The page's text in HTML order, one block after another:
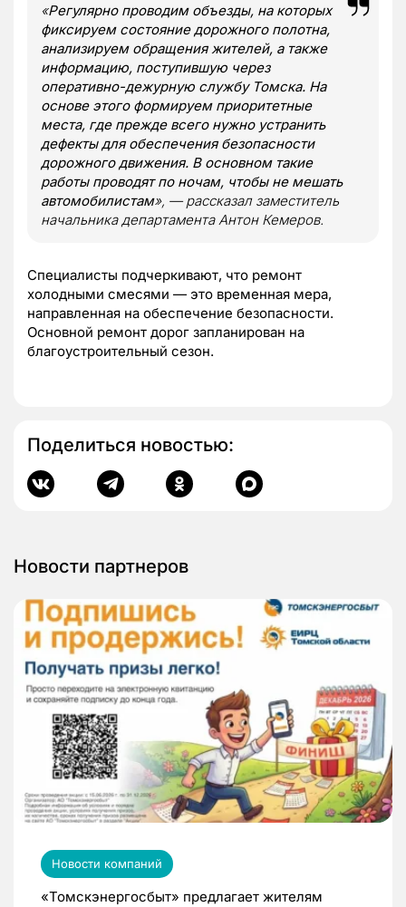
«Регулярно проводим объезды, на которых
фиксируем состояние дорожного полотна,
анализируем обращения жителей, а также
информацию, поступившую через
оперативно-дежурную службу Томска. На
основе этого формируем приоритетные
места, где прежде всего нужно устранить
дефекты для обеспечения безопасности
дорожного движения. В основном такие
работы проводят по ночам, чтобы не мешать
автомобилистам», — рассказал заместитель
начальника департамента Антон Кемеров.
Специалисты подчеркивают, что ремонт
холодными смесями — это временная мера,
направленная на обеспечение безопасности.
Основной ремонт дорог запланирован на
благоустроительный сезон.
Поделиться новостью:
Новости партнеров
Новости компаний
«Томскэнергосбыт» предлагает жителям